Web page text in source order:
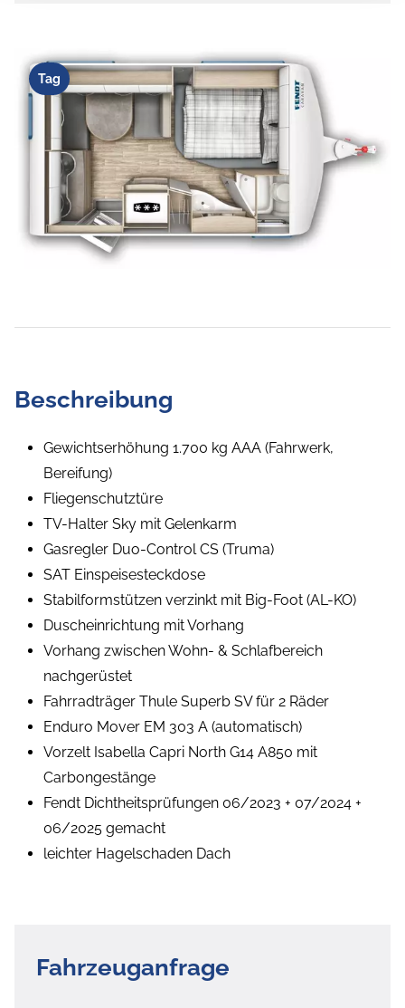
Tag
Beschreibung
Gewichtserhöhung 1.700 kg AAA (Fahrwerk,
Bereifung)
Fliegenschutztüre
TV-Halter Sky mit Gelenkarm
Gasregler Duo-Control CS (Truma)
SAT Einspeisesteckdose
Stabilformstützen verzinkt mit Big-Foot (AL-KO)
Duscheinrichtung mit Vorhang
Vorhang zwischen Wohn- & Schlafbereich
nachgerüstet
Fahrradträger Thule Superb SV für 2 Räder
Enduro Mover EM 303 A (automatisch)
Vorzelt Isabella Capri North G14 A850 mit
Carbongestänge
Fendt Dichtheitsprüfungen 06/2023 + 07/2024 +
06/2025 gemacht
leichter Hagelschaden Dach
Fahrzeuganfrage